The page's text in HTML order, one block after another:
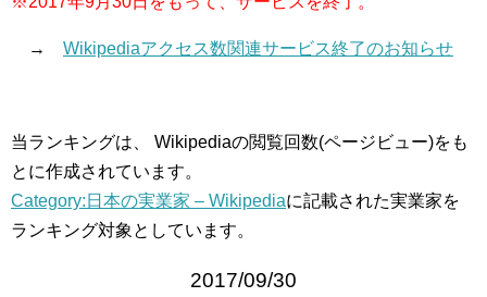
→ Wikipediaアクセス数関連サービス終了のお知らせ
当ランキングは、 Wikipediaの閲覧回数(ページビュー)をも
とに作成されています。
Category:日本の実業家 – Wikipediaに記載された実業家を
ランキング対象としています。
2017/09/30